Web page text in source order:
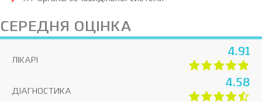
СЕРЕДНЯ ОЦІНКА
ЛІКАРІ
4.91
ДІАГНОСТИКА
4.58